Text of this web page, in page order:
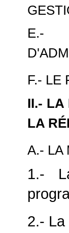
E.-
F.- LE
II.- LA
LA
A.- LA
1.-
2.-